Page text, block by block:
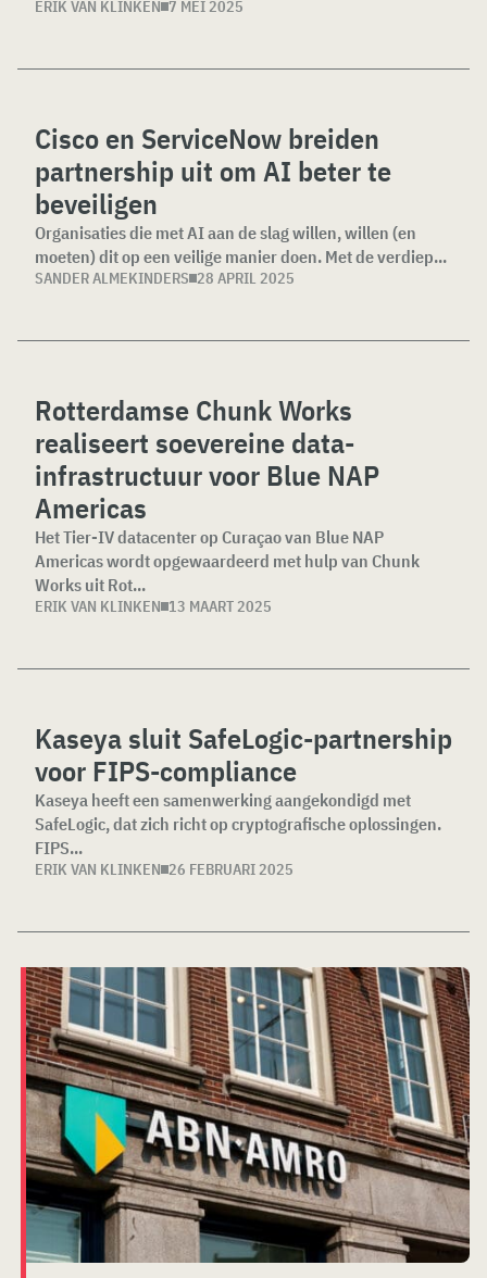
ERIK VAN KLINKEN 7 MEI 2025
Cisco en ServiceNow breiden
partnership uit om AI beter te
beveiligen
Organisaties die met AI aan de slag willen, willen (en
moeten) dit op een veilige manier doen. Met de verdiep...
SANDER ALMEKINDERS 28 APRIL 2025
Rotterdamse Chunk Works
realiseert soevereine data-
infrastructuur voor Blue NAP
Americas
Het Tier-IV datacenter op Curaçao van Blue NAP
Americas wordt opgewaardeerd met hulp van Chunk
Works uit Rot...
ERIK VAN KLINKEN 13 MAART 2025
Kaseya sluit SafeLogic-partnership
voor FIPS-compliance
Kaseya heeft een samenwerking aangekondigd met
SafeLogic, dat zich richt op cryptografische oplossingen.
FIPS...
ERIK VAN KLINKEN 26 FEBRUARI 2025